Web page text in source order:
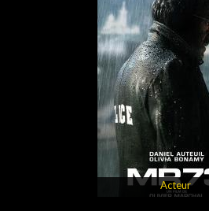
Acteur